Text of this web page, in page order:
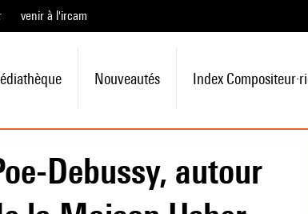
venir à l'ircam
Nouveautés Index
Debussy, autour